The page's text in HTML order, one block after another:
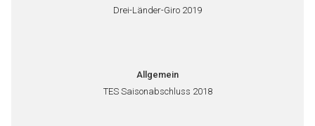
Drei-Länder-Giro 2019
Allgemein
TES Saisonabschluss 2018